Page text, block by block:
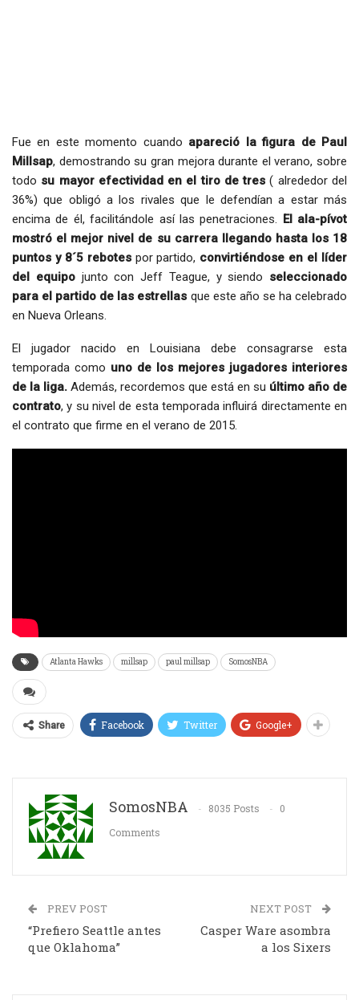
Fue en este momento cuando apareció la figura de Paul
Millsap, demostrando su gran mejora durante el verano, sobre
todo su mayor efectividad en el tiro de tres( alrededor del
36%) que obligó a los rivales que le defendían a estar más
encima de él, facilitándole así las penetraciones. El ala-pívot
mostró el mejor nivel de su carrera llegando hasta los 18
puntos y 8´5 rebotespor partido, convirtiéndose en el líder
del equipojunto con Jeff Teague, y siendo seleccionado
para el partido de las estrellas que este año se ha celebrado
en Nueva Orleans.
El jugador nacido en Louisiana debe consagrarse esta
temporada como uno de los mejores jugadores interiores
de la liga. Además, recordemos que está en su último año de
contrato, y su nivel de esta temporada influirá directamente en
el contrato que firme en el verano de 2015.
Atlanta Hawks millsap paul millsap SomosNBA
Share Facebook Twitter Google+
SomosNBA 8035 Posts
0
Comments
PREV POST
“Prefiero Seattle antes
que Oklahoma”
NEXT POST
Casper Ware asombra
a los Sixers